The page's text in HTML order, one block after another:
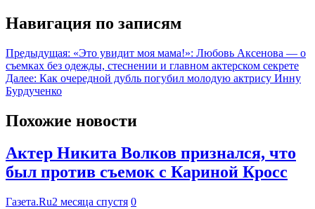
Навигация по записям
Предыдущая: «Это увидит моя мама!»: Любовь Аксенова — о
съемках без одежды, стеснении и главном актерском секрете
Далее: Как очередной дубль погубил молодую актрису Инну
Бурдученко
Похожие новости
Актер Никита Волков признался, что
был против съемок с Кариной Кросс
Газета.Ru2 месяца спустя 0